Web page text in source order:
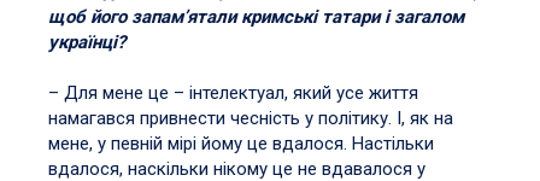
щоб його запам’ятали кримські татари і загалом
українці?
– Для мене це – інтелектуал, який усе життя
намагався привнести чесність у політику. І, як на
мене, у певній мірі йому це вдалося. Настільки
вдалося, наскільки нікому це не вдавалося у